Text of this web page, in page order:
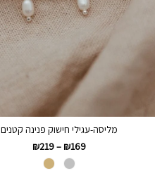
מליסה-עגילי חישוק פנינה קטנים
₪169
–
₪219